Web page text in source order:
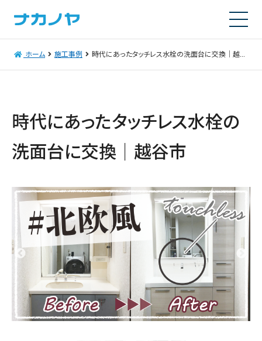
ホーム 施工事例 時代にあったタッチレス水栓の洗面台に交換｜越谷市
時代にあったタッチレス水栓の
洗面台に交換｜越谷市